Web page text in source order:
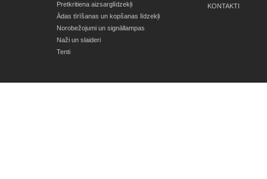
Pretkritiena aizsarglīdzekļi
Ādas tīrīšanas un kopšanas līdzekļi
Norobežojumi un signāllampas
Naži un slaideri
Tenti
KONTAKTI